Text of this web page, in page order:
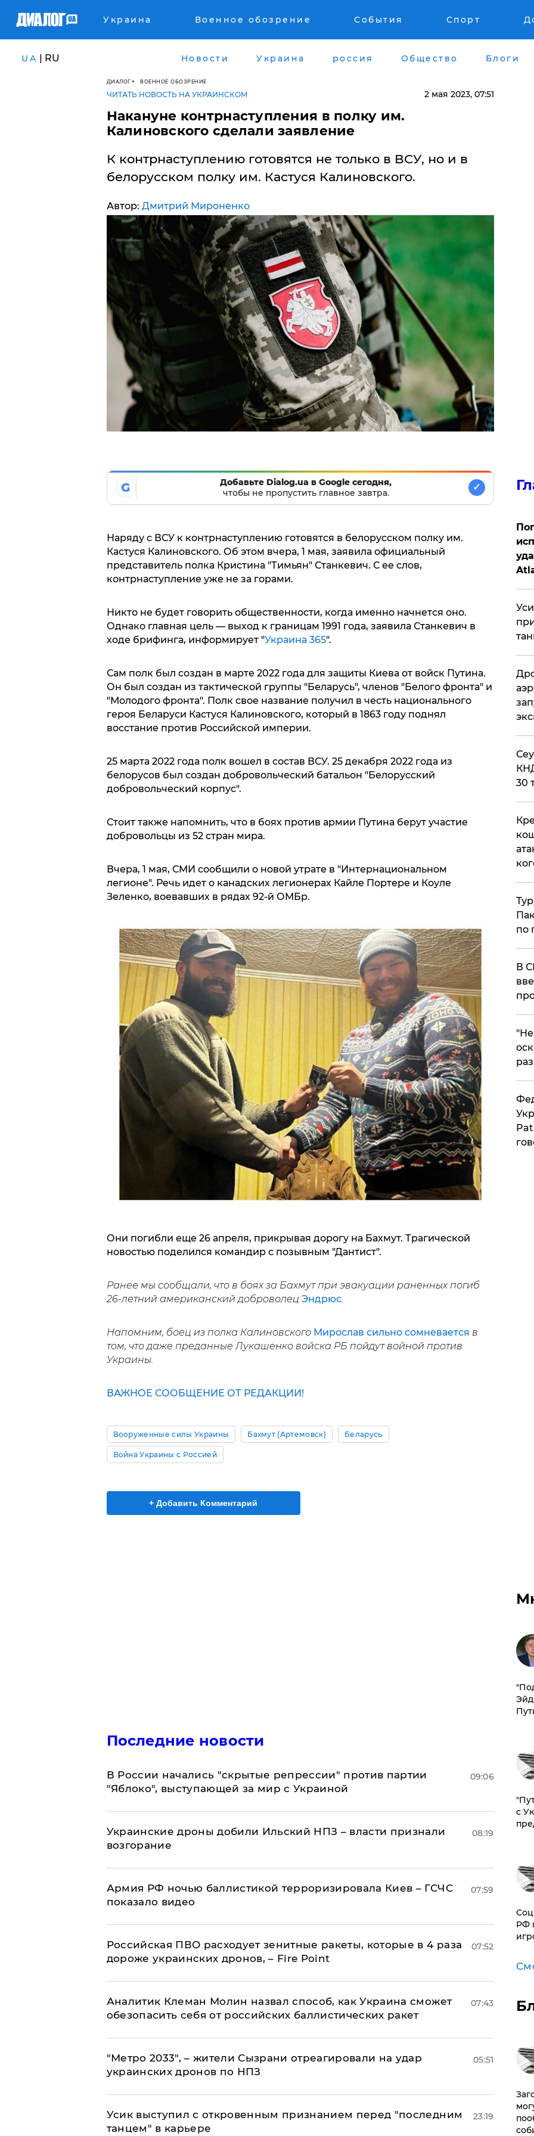
Украина Военное обозрение События Спорт
UA | RU Новости Украина россия Общество Блоги
ДИАЛОГ ВОЕННОЕ ОБОЗРЕНИЕ
ЧИТАТЬ НОВОСТЬ НА УКРАИНСКОМ 2 мая 2023, 07:51
​Накануне контрнаступления в полку им.
Калиновского сделали заявление
К контрнаступлению готовятся не только в ВСУ, но и в
белорусском полку им. Кастуся Калиновского.
Автор: Дмитрий Мироненко
G
Добавьте Dialog.ua в Google сегодня,
чтобы не пропустить главное завтра.
✓
Наряду с ВСУ к контрнаступлению готовятся в белорусском полку им.
Кастуся Калиновского. Об этом вчера, 1 мая, заявила официальный
представитель полка Кристина "Тимьян" Станкевич. С ее слов,
контрнаступление уже не за горами.
Никто не будет говорить общественности, когда именно начнется оно.
Однако главная цель — выход к границам 1991 года, заявила Станкевич в
ходе брифинга, информирует "Украина 365".
Сам полк был создан в марте 2022 года для защиты Киева от войск Путина.
Он был создан из тактической группы "Беларусь", членов "Белого фронта" и
"Молодого фронта". Полк свое название получил в честь национального
героя Беларуси Кастуся Калиновского, который в 1863 году поднял
восстание против Российской империи.
25 марта 2022 года полк вошел в состав ВСУ. 25 декабря 2022 года из
белорусов был создан добровольческий батальон "Белорусский
добровольческий корпус".
Стоит также напомнить, что в боях против армии Путина берут участие
добровольцы из 52 стран мира.
Вчера, 1 мая, СМИ сообщили о новой утрате в "Интернациональном
легионе". Речь идет о канадских легионерах Кайле Портере и Коуле
Зеленко, воевавших в рядах 92-й ОМБр.
Они погибли еще 26 апреля, прикрывая дорогу на Бахмут. Трагической
новостью поделился командир с позывным "Дантист".
Ранее мы сообщали, что в боях за Бахмут при эвакуации раненных погиб
26-летний американский доброволец Эндрюс.
Напомним, боец из полка Калиновского Мирослав сильно сомневается в
том, что даже преданные Лукашенко войска РБ пойдут войной против
Украины.
ВАЖНОЕ СООБЩЕНИЕ ОТ РЕДАКЦИИ!
Вооруженные силы Украины Бахмут (Артемовск) Беларусь
Война Украины с Россией
+ Добавить Комментарий
Последние новости
В России начались "скрытые репрессии" против партии
"Яблоко", выступающей за мир с Украиной
09:06
Украинские дроны добили Ильский НПЗ – власти признали
возгорание
08:19
Армия РФ ночью баллистикой терроризировала Киев – ГСЧС
показало видео
07:59
Российская ПВО расходует зенитные ракеты, которые в 4 раза
дороже украинских дронов, – Fire Point
07:52
Аналитик Клеман Молин назвал способ, как Украина сможет
обезопасить себя от российских баллистических ракет
07:43
"Метро 2033", – жители Сызрани отреагировали на удар
украинских дронов по НПЗ
05:51
Усик выступил с откровенным признанием перед "последним
танцем" в карьере
23:19
30
по
В
с
РФ